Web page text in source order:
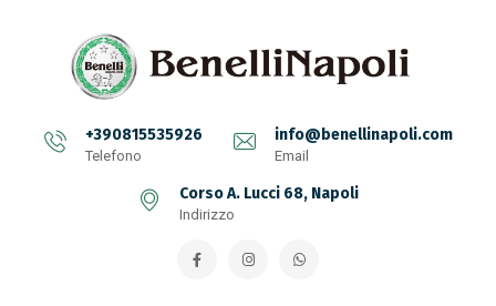
+390815535926
Telefono
info@benellinapoli.com
Email
Corso A. Lucci 68, Napoli
Indirizzo